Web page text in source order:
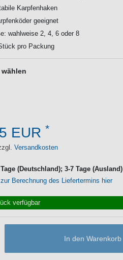
Karpfenhaken
geeignet
wahlweise 2, 4, 6 oder 8
pro Packung
EUR *
Versandkosten
(Deutschland); 3-7 Tage (Ausland)
Berechnung des Liefertermins hier
verfügbar
In den Warenkorb